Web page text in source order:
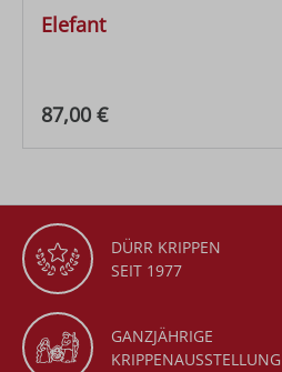
Elefant
Regulärer Preis:
87,00 €
DÜRR KRIPPEN
SEIT 1977
GANZJÄHRIGE
KRIPPENAUSSTELLUNG